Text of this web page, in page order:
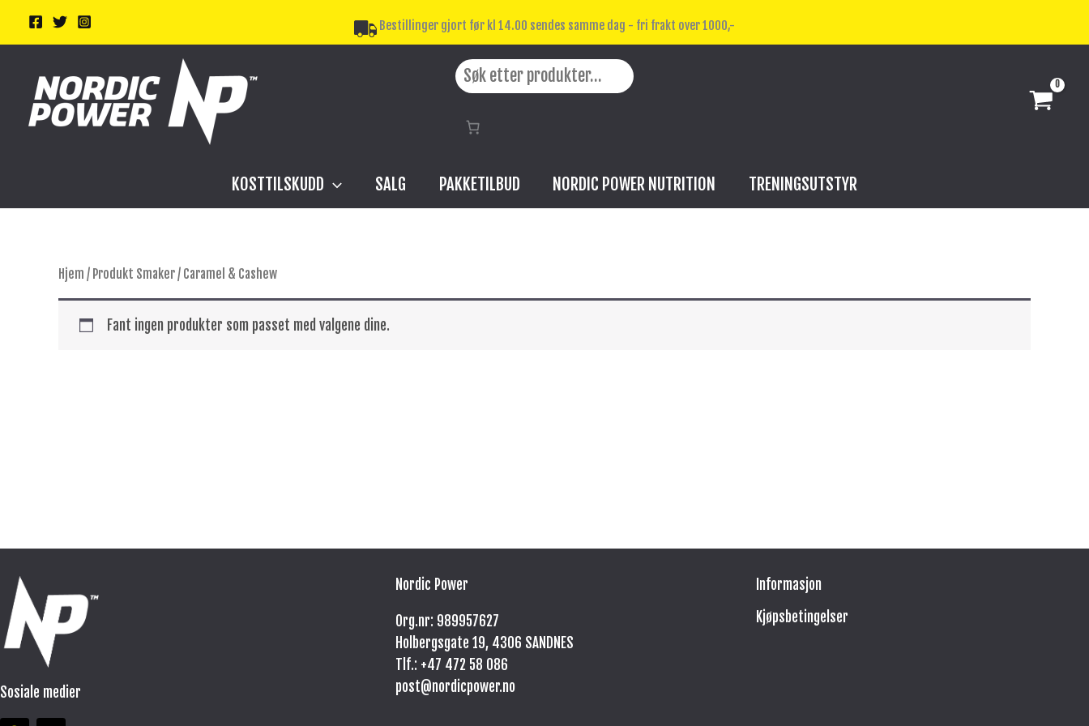
innholdet
Bestillinger gjort før kl 14.00 sendes samme dag - fri frakt over 1000,-
KOSTTILSKUDD SALG PAKKETILBUD NORDIC POWER NUTRITION TRENINGSUTSTYR
Hjem / Produkt Smaker / Caramel & Cashew
Fant ingen produkter som passet med valgene dine.
Sosiale medier
Nordic Power
Org.nr: 989957627
Holbergsgate 19, 4306 SANDNES
Tlf.: +47 472 58 086
post@nordicpower.no
Informasjon
Kjøpsbetingelser